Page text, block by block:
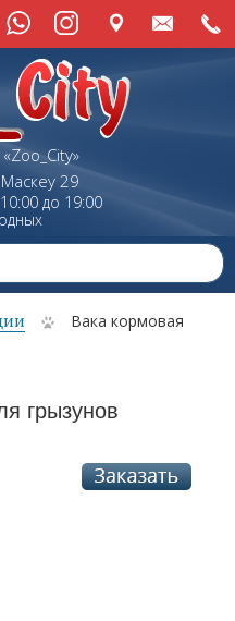
Маскеу29
до 19:00
Вака кормовая
грызунов